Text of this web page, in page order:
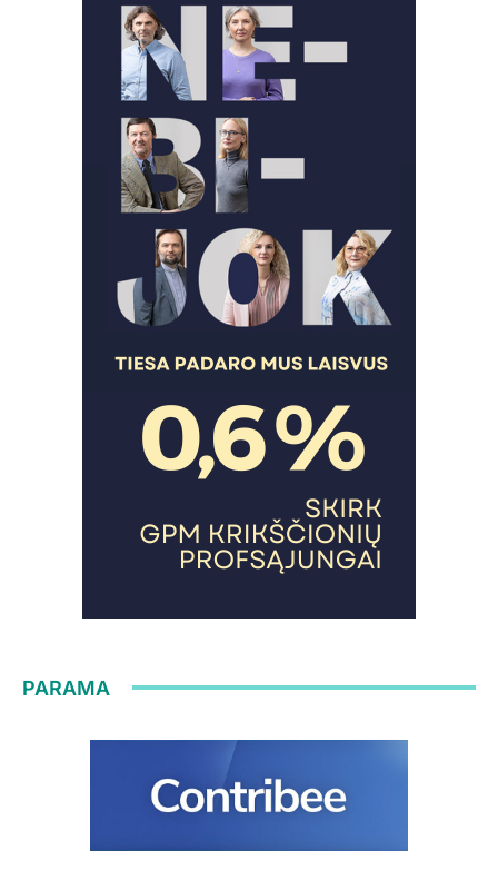
PARAMA